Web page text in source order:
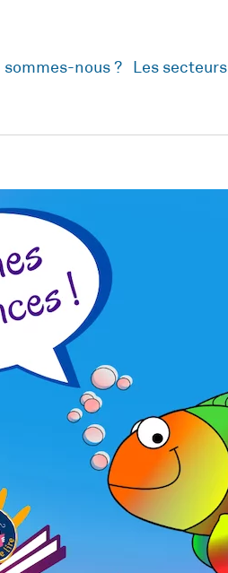
sommes-nous ? Les secteurs